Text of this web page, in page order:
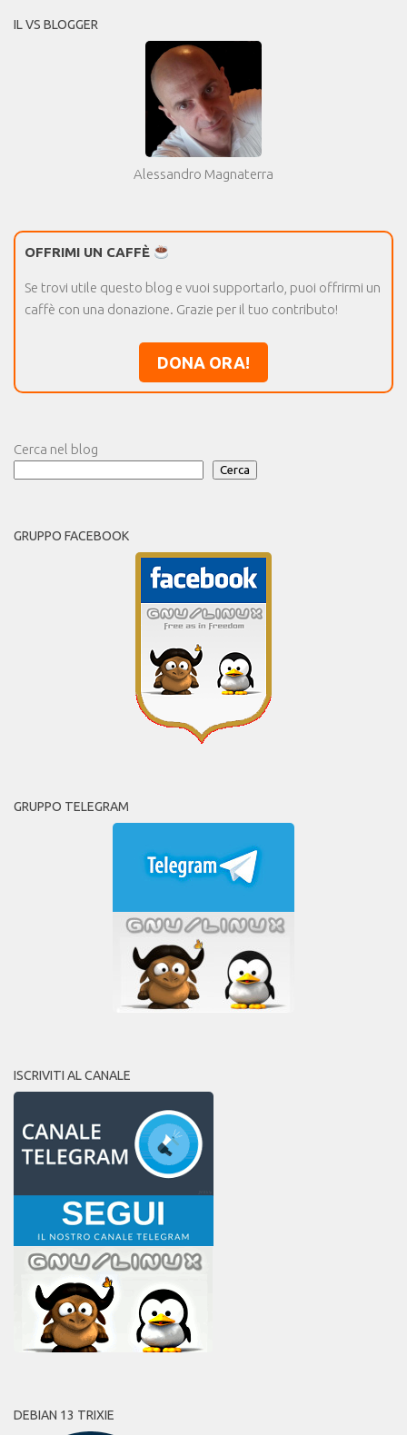
IL VS BLOGGER
Alessandro Magnaterra
OFFRIMI UN CAFFÈ
Se trovi utile questo blog e vuoi supportarlo, puoi offrirmi un
caffè con una donazione. Grazie per il tuo contributo!
DONA ORA!
Cerca nel blog
Cerca
GRUPPO FACEBOOK
GRUPPO TELEGRAM
ISCRIVITI AL CANALE
DEBIAN 13 TRIXIE